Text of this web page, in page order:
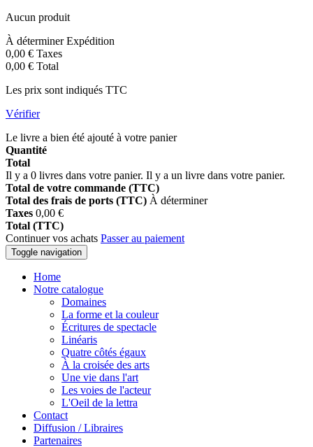
Aucun produit
À déterminerExpédition
0,00 € Taxes
0,00 € Total
Les prix sont indiqués TTC
Vérifier
Le livre a bien été ajouté à votre panier
Quantité
Total
Il y a 0 livres dans votre panier. Il y a un livre dans votre panier.
Total de votre commande (TTC)
Total des frais de ports (TTC) À déterminer
Taxes 0,00 €
Total (TTC)
Continuer vos achats Passer au paiement
Toggle navigation
Home
Notre catalogue
Domaines
La forme et la couleur
Écritures de spectacle
Linéaris
Quatre côtés égaux
À la croisée des arts
Une vie dans l'art
Les voies de l'acteur
L'Oeil de la lettra
Contact
Diffusion / Libraires
Partenaires